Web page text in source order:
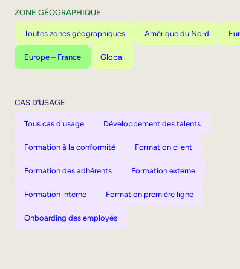
ZONE GÉOGRAPHIQUE
Toutes zones géographiques Amérique du Nord
Europe – France Global
CAS D’USAGE
Tous cas d'usage Développement des talents
Formation à la conformité Formation client
Formation des adhérents Formation externe
Formation interne Formation première ligne
Onboarding des employés